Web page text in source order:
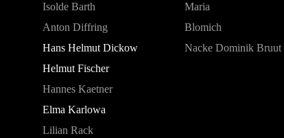
Isolde Barth
Maria
Anton Diffring
Blomich
Hans Helmut Dickow
Nacke Dominik Bruut
Helmut Fischer
Hannes Kaetner
Elma Karlowa
Lilian Rack